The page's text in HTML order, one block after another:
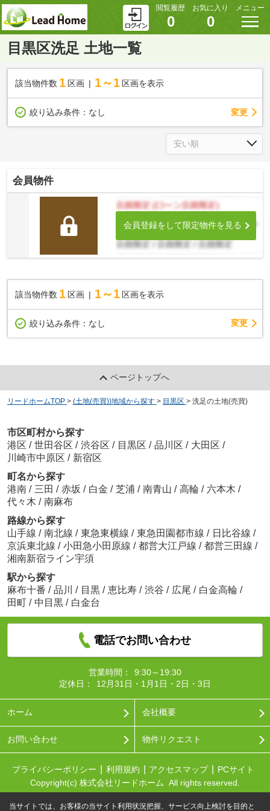
閲覧履歴
0
お気に入り
0
メニュー
目黒区洗足 土地一覧
該当物件数 1 区画 1～1 区画を表示
絞り込み条件： なし 変更
会員物件
会員登録をして限定物件を見る
該当物件数 1 区画 1～1 区画を表示
絞り込み条件： なし 変更
ページトップへ
リードホームTOP > (土地(売買))地域から探す > 目黒区 > 洗足の土地(売買)
市区町村から探す
港区 / 世田谷区 / 渋谷区 / 目黒区 / 品川区 / 大田区 /
川崎市中原区 / 新宿区
町名から探す
港南 / 三田 / 赤坂 / 白金 / 芝浦 / 南青山 / 高輪 / 六本木 /
代々木 / 南麻布
路線から探す
山手線 / 南北線 / 東急東横線 / 東急田園都市線 / 日比谷線 /
京浜東北線 / 小田急小田原線 / 都営大江戸線 / 都営三田線 /
湘南新宿ライン宇須
駅から探す
麻布十番 / 品川 / 目黒 / 恵比寿 / 渋谷 / 広尾 / 白金高輪 /
田町 / 中目黒 / 白金台
電話でお問い合わせ
営業時間：
9:30～19:30
定休日：
12月31日・1月1日・2日・3日
ホーム 会社概要
お問い合わせ 物件リクエスト
プライバシーポリシー 利用規約 アクセスマップ
PCサイト
Copyright(c) 株式会社リードホーム All rights reserved.
当サイトでは、お客様の当サイト利用状況把握、サービス向上検討を目的と